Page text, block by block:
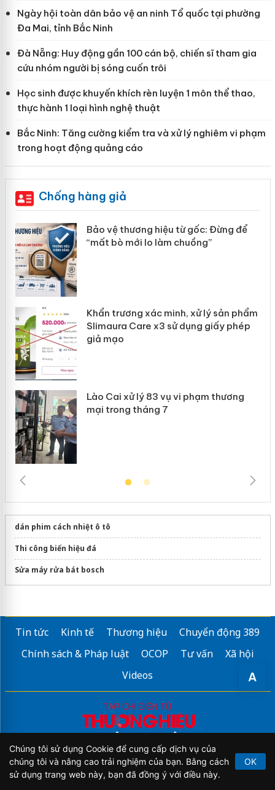
A
Ngày hội toàn dân bảo vệ an ninh Tổ quốc tại phường
Đa Mai, tỉnh Bắc Ninh
Đà Nẵng: Huy động gần 100 cán bộ, chiến sĩ tham gia
cứu nhóm người bị sóng cuốn trôi
Học sinh được khuyến khích rèn luyện 1 môn thể thao,
thực hành 1 loại hình nghệ thuật
Bắc Ninh: Tăng cường kiểm tra và xử lý nghiêm vi phạm
trong hoạt động quảng cáo
Chống hàng giả
Bảo vệ thương hiệu từ gốc: Đừng để
“mất bò mới lo làm chuồng”
Khẩn trương xác minh, xử lý sản phẩm
Slimaura Care x3 sử dụng giấy phép
giả mạo
Lào Cai xử lý 83 vụ vi phạm thương
mại trong tháng 7
dán phim cách nhiệt ô tô
Thi công biển hiệu đá
Sửa máy rửa bát bosch
Tin tức Kinh tế Thương hiệu
Chuyển động 389
Chính sách & Pháp luật
OCOP Tư vấn
Xã hội
Videos
Chúng tôi sử dụng Cookie để cung cấp dịch vụ của
chúng tôi và nâng cao trải nghiệm của bạn. Bằng cách
sử dụng trang web này, bạn đã đồng ý với điều này.
OK